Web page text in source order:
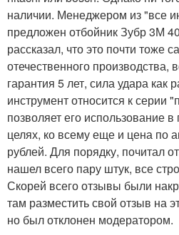
наличии. Менеджером из "все
предложен отбойник Зубр 3М
рассказал, что это почти тоже
отечественного
гарантия 5 лет, сила удара как
инструмент относится к серии
позволяет его использование
целях, ко всему еще и цена по
рублей. Для порядку, почитал
нашел всего пару штук, все
Скорей всего отзывы были
там разместить свой отзыв на
но был отклонен модератором.